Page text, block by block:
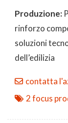
Produzione:
rinforzo
soluzioni
dell’edilizia
contatta
2 focus